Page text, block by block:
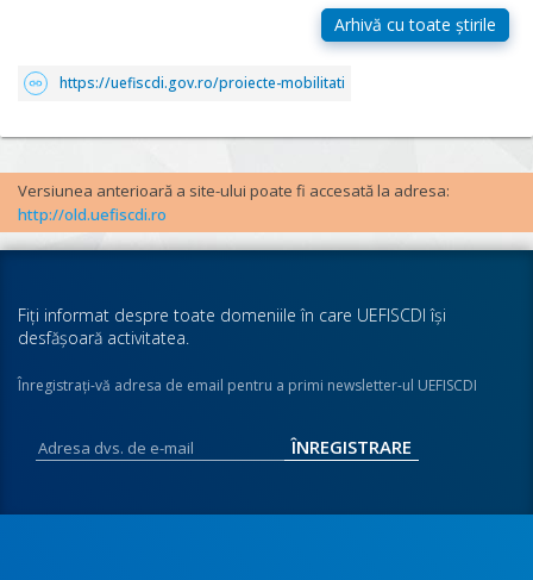
https://uefiscdi.gov.ro/proiecte-mobilitati
Versiunea anterioară a site-ului poate fi accesată la adresa:
http://old.uefiscdi.ro
Fiţi informat despre toate domeniile în care UEFISCDI îşi
desfăşoară activitatea.
Înregistraţi-vă adresa de email pentru a primi newsletter-ul UEFISCDI